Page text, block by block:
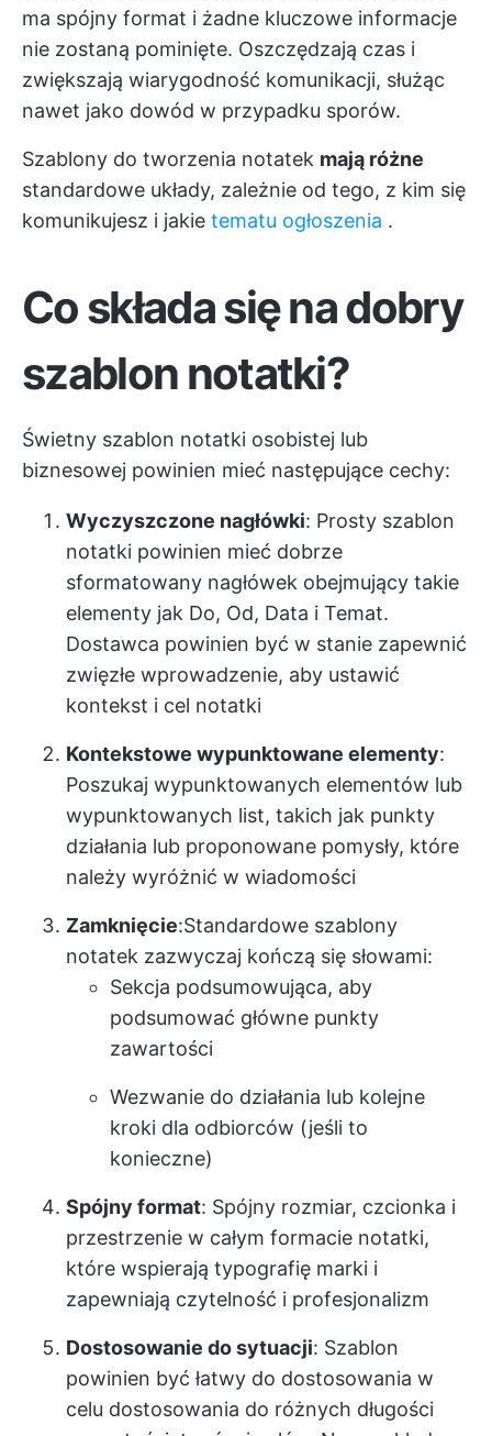
ma spójny format i żadne kluczowe informacje
nie zostaną pominięte. Oszczędzają czas i
zwiększają wiarygodność komunikacji, służąc
nawet jako dowód w przypadku sporów.
Szablony do tworzenia notatek mają różne
standardowe układy, zależnie od tego, z kim się
komunikujesz i jakie tematu ogłoszenia .
Co składa się na dobry
szablon notatki?
Świetny szablon notatki osobistej lub
biznesowej powinien mieć następujące cechy:
Wyczyszczone nagłówki: Prosty szablon
notatki powinien mieć dobrze
sformatowany nagłówek obejmujący takie
elementy jak Do, Od, Data i Temat.
Dostawca powinien być w stanie zapewnić
zwięzłe wprowadzenie, aby ustawić
kontekst i cel notatki
Kontekstowe wypunktowane elementy:
Poszukaj wypunktowanych elementów lub
wypunktowanych list, takich jak punkty
działania lub proponowane pomysły, które
należy wyróżnić w wiadomości
Zamknięcie:Standardowe szablony
notatek zazwyczaj kończą się słowami:
Sekcja podsumowująca, aby
podsumować główne punkty
zawartości
Wezwanie do działania lub kolejne
kroki dla odbiorców (jeśli to
konieczne)
Spójny format: Spójny rozmiar, czcionka i
przestrzenie w całym formacie notatki,
które wspierają typografię marki i
zapewniają czytelność i profesjonalizm
Dostosowanie do sytuacji: Szablon
powinien być łatwy do dostosowania w
celu dostosowania do różnych długości